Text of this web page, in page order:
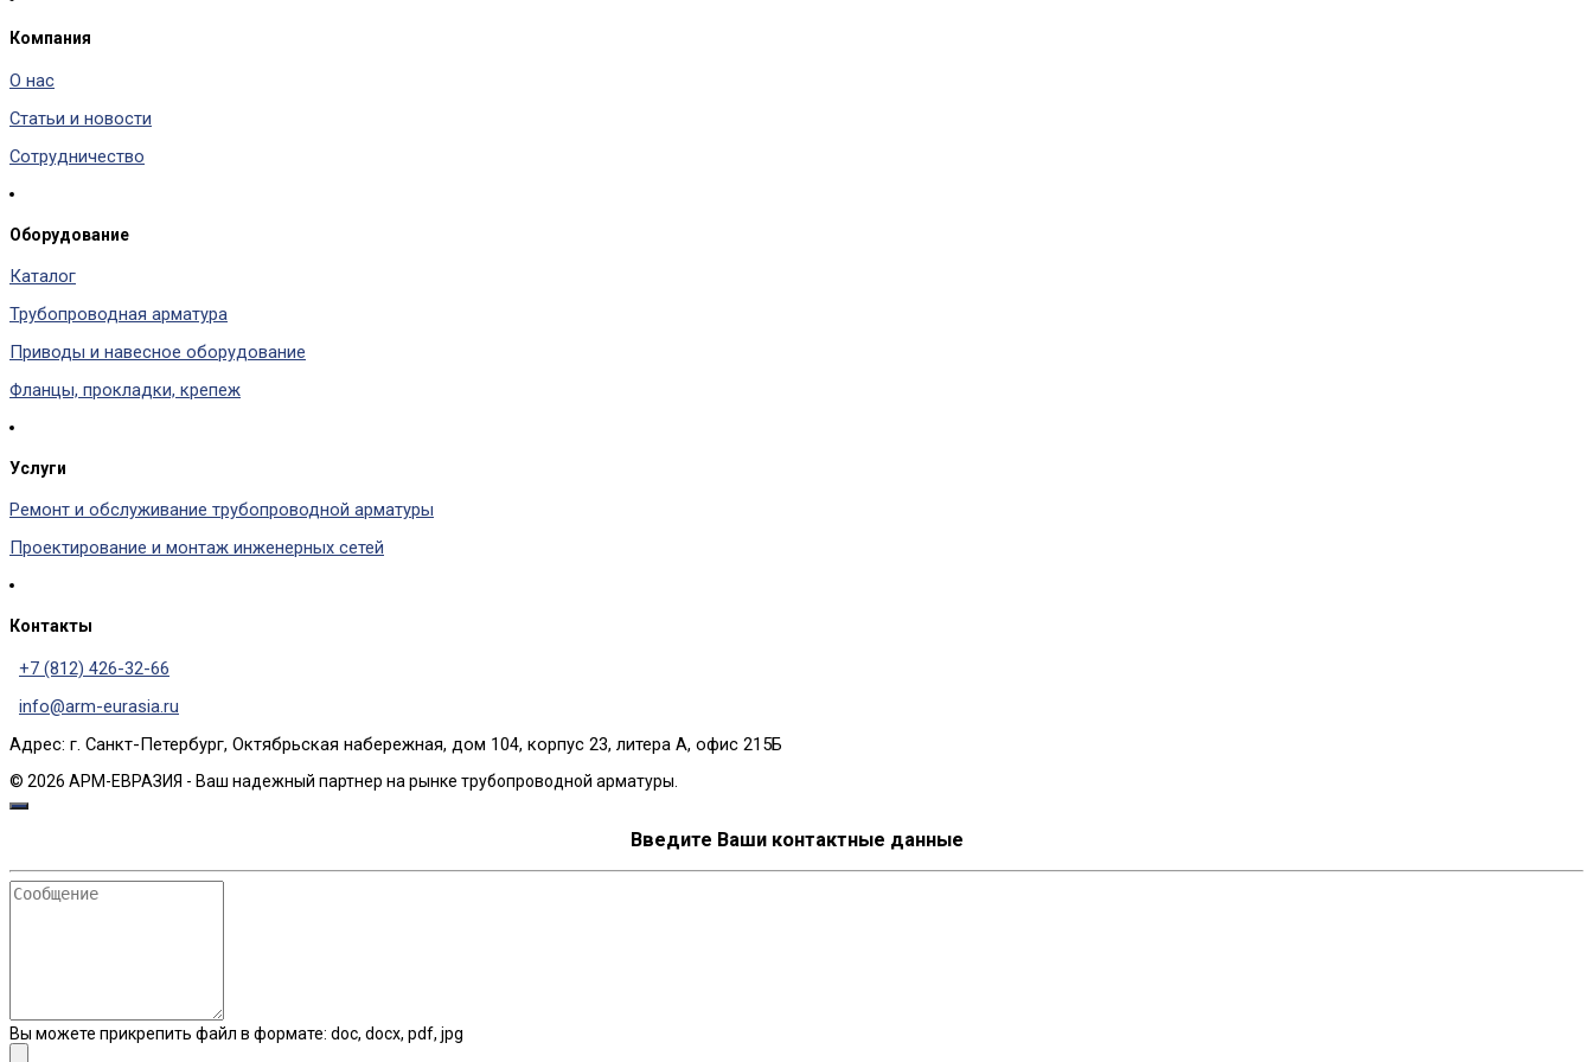
Компания
О нас
Статьи и новости
Сотрудничество
Оборудование
Каталог
Трубопроводная арматура
Приводы и навесное оборудование
Фланцы, прокладки, крепеж
Услуги
Ремонт и обслуживание трубопроводной арматуры
Проектирование и монтаж инженерных сетей
Контакты
+7 (812) 426-32-66
info@arm-eurasia.ru
Адрес: г. Санкт-Петербург, Октябрьская набережная, дом 104, корпус 23, литера А, офис 215Б
© 2026 АРМ-ЕВРАЗИЯ - Ваш надежный партнер на рынке трубопроводной арматуры.
Введите Ваши контактные данные
Сообщение
Вы можете прикрепить файл в формате: doc, docx, pdf, jpg